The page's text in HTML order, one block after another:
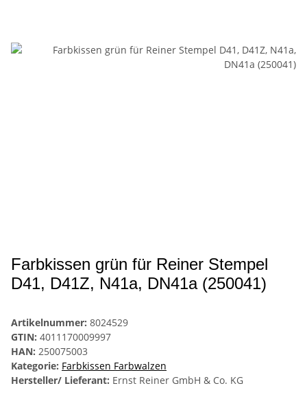
Farbkissen grün für Reiner Stempel
D41, D41Z, N41a, DN41a (250041)
Artikelnummer: 8024529
GTIN: 4011170009997
HAN: 250075003
Kategorie: Farbkissen Farbwalzen
Hersteller/ Lieferant: Ernst Reiner GmbH & Co. KG